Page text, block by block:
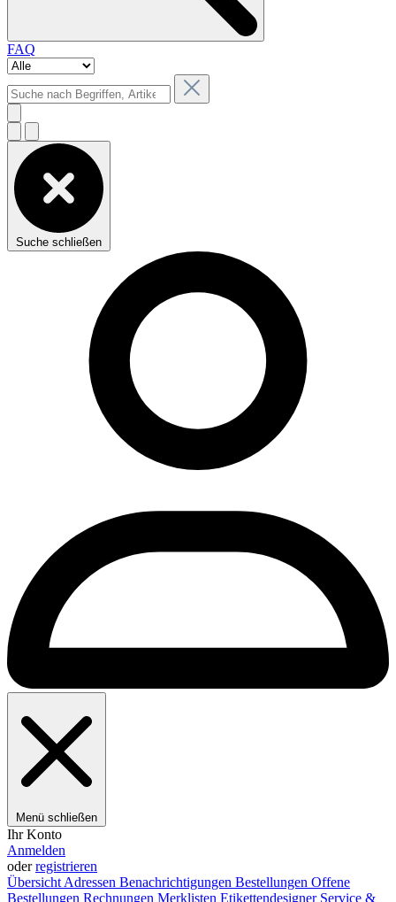
FAQ
Suche schließen
Menü schließen
Ihr Konto
Anmelden
oderregistrieren
Übersicht Adressen Benachrichtigungen Bestellungen Offene
Bestellungen Rechnungen Merklisten Etikettendesigner Service &